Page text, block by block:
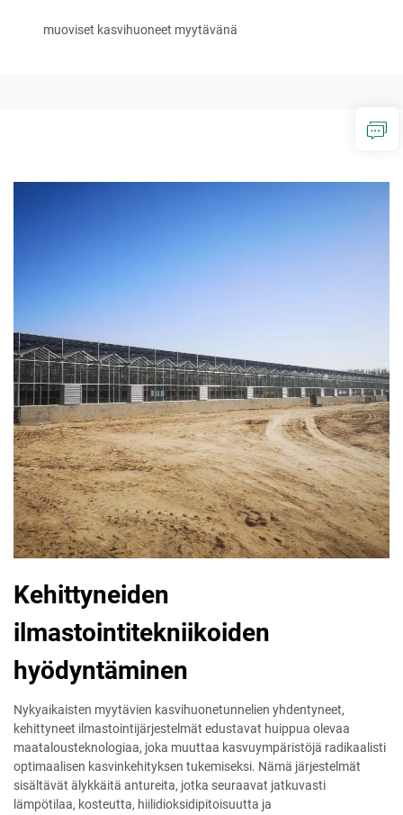
muoviset kasvihuoneet myytävänä
Kehittyneiden
ilmastointitekniikoiden
hyödyntäminen
Nykyaikaisten myytävien kasvihuonetunnelien yhdentyneet,
kehittyneet ilmastointijärjestelmät edustavat huippua olevaa
maatalousteknologiaa, joka muuttaa kasvuympäristöjä radikaalisti
optimaalisen kasvinkehityksen tukemiseksi. Nämä järjestelmät
sisältävät älykkäitä antureita, jotka seuraavat jatkuvasti
lämpötilaa, kosteutta, hiilidioksidipitoisuutta ja